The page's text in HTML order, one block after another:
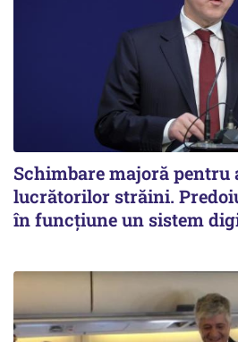
Schimbare majoră pentru
lucrătorilor străini.
în funcțiune un sistem